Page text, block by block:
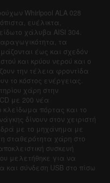
Whirlpool ALA 028
ευέλικτα,
χάλυβα AISI 304.
τα
έως και σχεδόν
και κρύου νερού και ο
την τέλεια φροντίδα
το κόστος ενέργειας.
χάρη στην
με 200 νέα
πόρτας και το
δίνουν στον χειριστή
με το μηχάνημα με
σταθερότητα χάρη στο
συσκευή
μελετήθηκε για να
και σύνδεση USB στο πίσω